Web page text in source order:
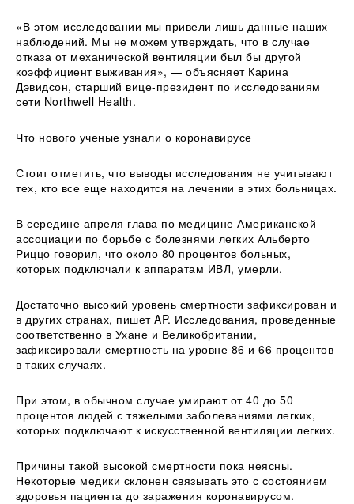
«В этом исследовании мы привели лишь данные наших
наблюдений. Мы не можем утверждать, что в случае
отказа от механической вентиляции был бы другой
коэффициент выживания», — объясняет Карина
Дэвидсон, старший вице-президент по исследованиям
сети Northwell Health.
Что нового ученые узнали о коронавирусе
Стоит отметить, что выводы исследования не учитывают
тех, кто все еще находится на лечении в этих больницах.
В середине апреля глава по медицине Американской
ассоциации по борьбе с болезнями легких Альберто
Риццо говорил, что около 80 процентов больных,
которых подключали к аппаратам ИВЛ, умерли.
Достаточно высокий уровень смертности зафиксирован и
в других странах, пишет AP. Исследования, проведенные
соответственно в Ухане и Великобритании,
зафиксировали смертность на уровне 86 и 66 процентов
в таких случаях.
При этом, в обычном случае умирают от 40 до 50
процентов людей с тяжелыми заболеваниями легких,
которых подключают к искусственной вентиляции легких.
Причины такой высокой смертности пока неясны.
Некоторые медики склонен связывать это с состоянием
здоровья пациента до заражения коронавирусом.